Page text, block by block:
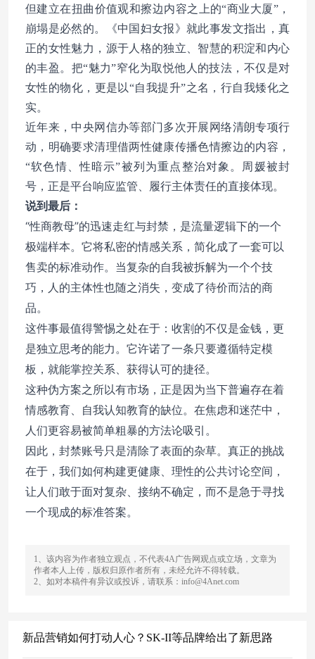
但建立在扭曲价值观和擦边内容之上的“商业大厦”，
崩塌是必然的。《中国妇女报》就此事发文指出，真
正的女性魅力，源于人格的独立、智慧的积淀和内心
的丰盈。把“魅力”窄化为取悦他人的技法，不仅是对
女性的物化，更是以“自我提升”之名，行自我矮化之
实。
近年来，中央网信办等部门多次开展网络清朗专项行
动，明确要求清理借两性健康传播色情擦边的内容，
“软色情、性暗示”被列为重点整治对象。周媛被封
号，正是平台响应监管、履行主体责任的直接体现。
说到最后：
“性商教母”的迅速走红与封禁，是流量逻辑下的一个
极端样本。它将私密的情感关系，简化成了一套可以
售卖的标准动作。当复杂的自我被拆解为一个个技
巧，人的主体性也随之消失，变成了待价而沽的商
品。
这件事最值得警惕之处在于：收割的不仅是金钱，更
是独立思考的能力。它许诺了一条只要遵循特定模
板，就能掌控关系、获得认可的捷径。
这种伪方案之所以有市场，正是因为当下普遍存在着
情感教育、自我认知教育的缺位。在焦虑和迷茫中，
人们更容易被简单粗暴的方法论吸引。
因此，封禁账号只是清除了表面的杂草。真正的挑战
在于，我们如何构建更健康、理性的公共讨论空间，
让人们敢于面对复杂、接纳不确定，而不是急于寻找
一个现成的标准答案。
1、该内容为作者独立观点，不代表4A广告网观点或立场，文章为
作者本人上传，版权归原作者所有，未经允许不得转载。
2、如对本稿件有异议或投诉，请联系：info@4Anet.com
新品营销如何打动人心？SK-II等品牌给出了新思路